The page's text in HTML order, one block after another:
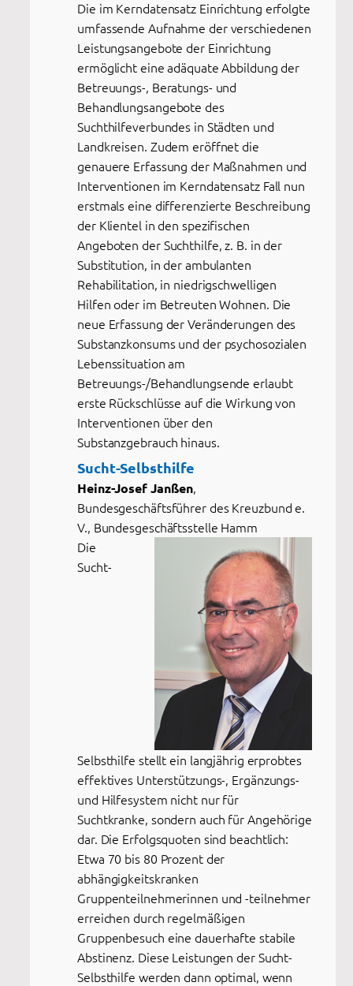
Die im Kerndatensatz Einrichtung erfolgte
umfassende Aufnahme der verschiedenen
Leistungsangebote der Einrichtung
ermöglicht eine adäquate Abbildung der
Betreuungs-, Beratungs- und
Behandlungsangebote des
Suchthilfeverbundes in Städten und
Landkreisen. Zudem eröffnet die
genauere Erfassung der Maßnahmen und
Interventionen im Kerndatensatz Fall nun
erstmals eine differenzierte Beschreibung
der Klientel in den spezifischen
Angeboten der Suchthilfe, z. B. in der
Substitution, in der ambulanten
Rehabilitation, in niedrigschwelligen
Hilfen oder im Betreuten Wohnen. Die
neue Erfassung der Veränderungen des
Substanzkonsums und der psychosozialen
Lebenssituation am
Betreuungs-/Behandlungsende erlaubt
erste Rückschlüsse auf die Wirkung von
Interventionen über den
Substanzgebrauch hinaus.
Sucht-Selbsthilfe
Heinz-Josef Janßen,
Bundesgeschäftsführer des Kreuzbund e.
V., Bundesgeschäftsstelle Hamm
Die
Sucht-
Selbsthilfe stellt ein langjährig erprobtes
effektives Unterstützungs-, Ergänzungs-
und Hilfesystem nicht nur für
Suchtkranke, sondern auch für Angehörige
dar. Die Erfolgsquoten sind beachtlich:
Etwa 70 bis 80 Prozent der
abhängigkeitskranken
Gruppenteilnehmerinnen und -teilnehmer
erreichen durch regelmäßigen
Gruppenbesuch eine dauerhafte stabile
Abstinenz. Diese Leistungen der Sucht-
Selbsthilfe werden dann optimal, wenn